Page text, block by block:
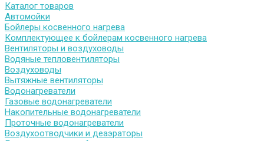
Каталог товаров
Автомойки
Бойлеры косвенного нагрева
Комплектующее к бойлерам косвенного нагрева
Вентиляторы и воздуховоды
Водяные тепловентиляторы
Воздуховоды
Вытяжные вентиляторы
Водонагреватели
Газовые водонагреватели
Накопительные водонагреватели
Проточные водонагреватели
Воздухоотводчики и деаэраторы